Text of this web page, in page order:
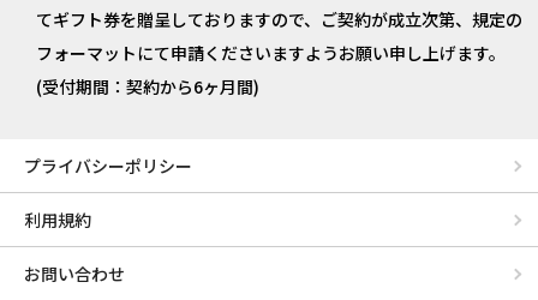
てギフト券を贈呈しておりますので、ご契約が成立次第、規定の
フォーマットにて申請くださいますようお願い申し上げます。
(受付期間：契約から6ヶ月間)
プライバシーポリシー
利用規約
お問い合わせ